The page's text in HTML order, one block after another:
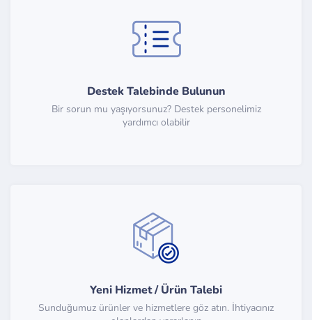
Destek Talebinde Bulunun
Bir sorun mu yaşıyorsunuz? Destek personelimiz
yardımcı olabilir
Yeni Hizmet / Ürün Talebi
Sunduğumuz ürünler ve hizmetlere göz atın. İhtiyacınız